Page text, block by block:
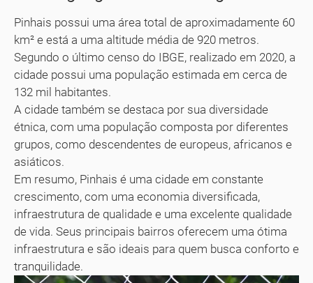
Pinhais possui uma área total de aproximadamente 60
km² e está a uma altitude média de 920 metros.
Segundo o último censo do IBGE, realizado em 2020, a
cidade possui uma população estimada em cerca de
132 mil habitantes.
A cidade também se destaca por sua diversidade
étnica, com uma população composta por diferentes
grupos, como descendentes de europeus, africanos e
asiáticos.
Em resumo, Pinhais é uma cidade em constante
crescimento, com uma economia diversificada,
infraestrutura de qualidade e uma excelente qualidade
de vida. Seus principais bairros oferecem uma ótima
infraestrutura e são ideais para quem busca conforto e
tranquilidade.